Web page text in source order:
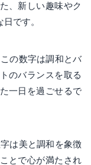
、新しい趣味やク
です。
の数字は調和とバ
のバランスを取る
一日を過ごせるで
は美と調和を象徴
とで心が満たされ